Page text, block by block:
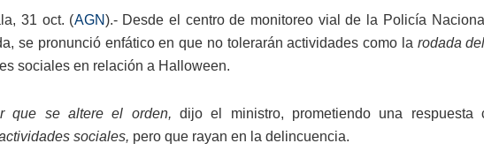
31 oct. (AGN).- Desde el centro de monitoreo vial de la Policía
se pronunció enfático en que no tolerarán actividades como la rodada
sociales en relación a Halloween.
que se altere el orden, dijo el ministro, prometiendo una respuesta
sociales, pero que rayan en la delincuencia.